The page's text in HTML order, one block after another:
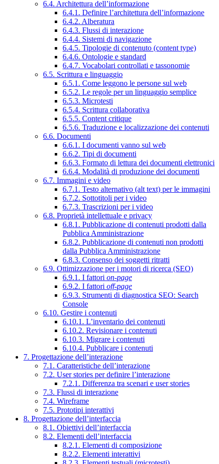
6.4. Architettura dell’informazione
6.4.1. Definire l’architettura dell’informazione
6.4.2. Alberatura
6.4.3. Flussi di interazione
6.4.4. Sistemi di navigazione
6.4.5. Tipologie di contenuto (content type)
6.4.6. Ontologie e standard
6.4.7. Vocabolari controllati e tassonomie
6.5. Scrittura e linguaggio
6.5.1. Come leggono le persone sul web
6.5.2. Le regole per un linguaggio semplice
6.5.3. Microtesti
6.5.4. Scrittura collaborativa
6.5.5. Content critique
6.5.6. Traduzione e localizzazione dei contenuti
6.6. Documenti
6.6.1. I documenti vanno sul web
6.6.2. Tipi di documenti
6.6.3. Formato di lettura dei documenti elettronici
6.6.4. Modalità di produzione dei documenti
6.7. Immagini e video
6.7.1. Testo alternativo (alt text) per le immagini
6.7.2. Sottotitoli per i video
6.7.3. Trascrizioni per i video
6.8. Proprietà intellettuale e privacy
6.8.1. Pubblicazione di contenuti prodotti dalla
Pubblica Amministrazione
6.8.2. Pubblicazione di contenuti non prodotti
dalla Pubblica Amministrazione
6.8.3. Consenso dei soggetti ritratti
6.9. Ottimizzazione per i motori di ricerca (SEO)
6.9.1. I fattori on-page
6.9.2. I fattori off-page
6.9.3. Strumenti di diagnostica SEO: Search
Console
6.10. Gestire i contenuti
6.10.1. L’inventario dei contenuti
6.10.2. Revisionare i contenuti
6.10.3. Migrare i contenuti
6.10.4. Pubblicare i contenuti
7. Progettazione dell’interazione
7.1. Caratteristiche dell’interazione
7.2. User stories per definire l’interazione
7.2.1. Differenza tra scenari e user stories
7.3. Flussi di interazione
7.4. Wireframe
7.5. Prototipi interattivi
8. Progettazione dell’interfaccia
8.1. Obiettivi dell’interfaccia
8.2. Elementi dell’interfaccia
8.2.1. Elementi di composizione
8.2.2. Elementi interattivi